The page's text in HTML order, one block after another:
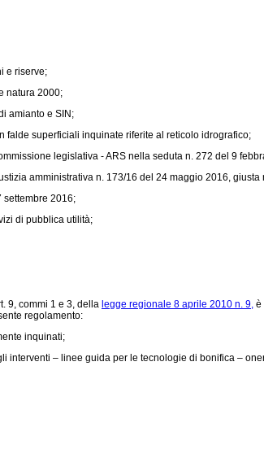
e riserve;
natura 2000;
amianto e SIN;
falde superficiali inquinate riferite al reticolo idrografico;
legislativa - ARS nella seduta n. 272 del 9
amministrativa n. 173/16 del 24 maggio 2016,
settembre 2016;
di pubblica utilità;
9, commi 1 e 3, della legge regionale 8 aprile 2010 n. 9, è
regolamento:
inquinati;
interventi – linee guida per le tecnologie di bonifica –